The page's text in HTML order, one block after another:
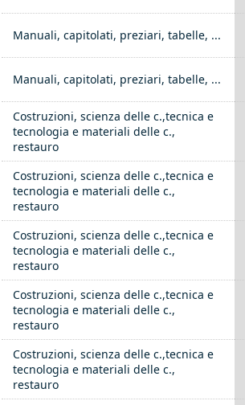
Manuali, capitolati, preziari, tabelle, ...
Manuali, capitolati, preziari, tabelle, ...
Costruzioni, scienza delle c.,tecnica e
tecnologia e materiali delle c.,
restauro
Costruzioni, scienza delle c.,tecnica e
tecnologia e materiali delle c.,
restauro
Costruzioni, scienza delle c.,tecnica e
tecnologia e materiali delle c.,
restauro
Costruzioni, scienza delle c.,tecnica e
tecnologia e materiali delle c.,
restauro
Costruzioni, scienza delle c.,tecnica e
tecnologia e materiali delle c.,
restauro